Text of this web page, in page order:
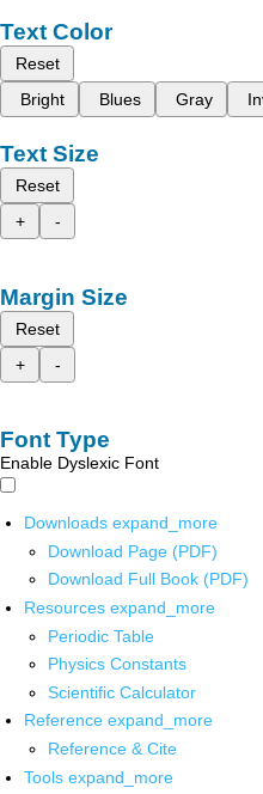
Text Color
Reset
Bright
Blues Gray
Text Size
Reset
+
-
Margin Size
Reset
+
-
Font Type
Enable Dyslexic Font
Downloads expand_more
Download Page (PDF)
Download Full Book (PDF)
Resources expand_more
Periodic Table
Physics Constants
Scientific Calculator
Reference expand_more
Reference & Cite
Tools expand_more